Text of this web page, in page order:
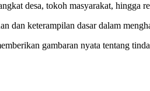
desa, tokoh masyarakat, hingga
dan keterampilan dasar dalam
gambaran nyata tentang